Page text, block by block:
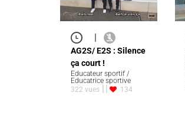
|
AG2S/ E2S : Silence
ça court !
Educateur sportif /
Educatrice sportive
322 vues
134